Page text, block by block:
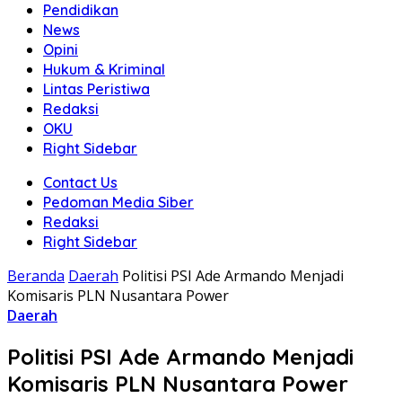
Pendidikan
News
Opini
Hukum & Kriminal
Lintas Peristiwa
Redaksi
OKU
Right Sidebar
Contact Us
Pedoman Media Siber
Redaksi
Right Sidebar
Beranda Daerah Politisi PSI Ade Armando Menjadi
Komisaris PLN Nusantara Power
Daerah
Politisi PSI Ade Armando Menjadi
Komisaris PLN Nusantara Power